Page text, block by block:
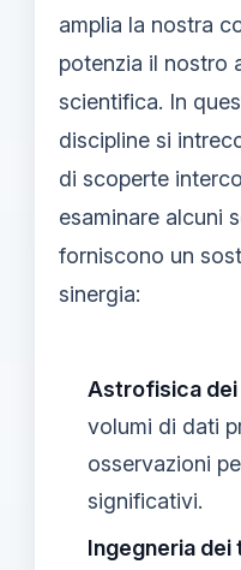
amplia la nostra
potenzia il nostro
scientifica. In
discipline si
di scoperte
esaminare alcuni
forniscono un
sinergia:
Astrofisica dei
volumi di dati
osservazioni
significativi.
Ingegneria